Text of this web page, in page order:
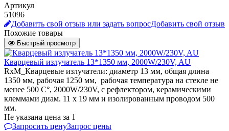
Артикул
51096
Добавить свой отзыв или задать вопросДобавить свой отзыв
Похожие товары
Быстрый просмотр
Кварцевый излучатель 13*1350 мм, 2000W/230V, AU
RxM_Кварцевые излучатели: диаметр 13 мм, общая длина
1350 мм, рабочая 1250 мм, рабочая температура на стекле не
менее 500 C°, 2000W/230V, с рефлектором, керамическими
клеммами диам. 11 х 19 мм и изолированным проводом 500
мм.
Не указана цена за 1
Запросить ценуЗапрос цены